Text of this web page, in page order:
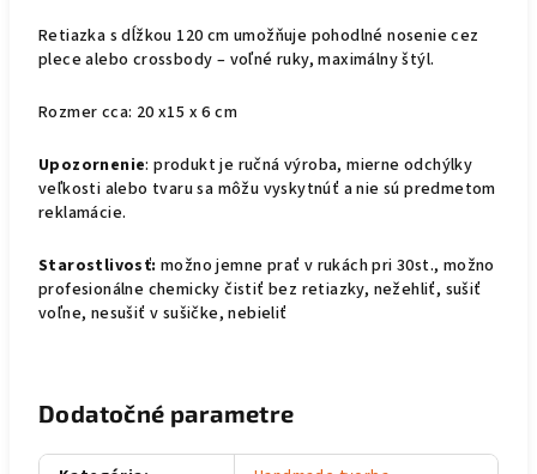
Retiazka s dĺžkou 120 cm umožňuje pohodlné nosenie cez
plece alebo crossbody – voľné ruky, maximálny štýl.
Rozmer cca: 20 x15 x 6 cm
Upozornenie: produkt je ručná výroba, mierne odchýlky
veľkosti alebo tvaru sa môžu vyskytnúť a nie sú predmetom
reklamácie.
Starostlivosť: možno jemne prať v rukách pri 30st., možno
profesionálne chemicky čistiť bez retiazky, nežehliť, sušiť
voľne, nesušiť v sušičke, nebieliť
Dodatočné parametre